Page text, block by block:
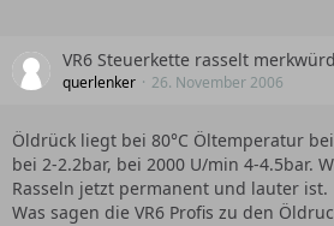
VR6 Steuerkette rasselt
querlenker 26. November 2006
Öldrück liegt bei 80°C Öltemperatur
bei 2-2.2bar, bei 2000 U/min 4-4.5bar.
Rasseln jetzt permanent und lauter ist.
Was sagen die VR6 Profis zu den